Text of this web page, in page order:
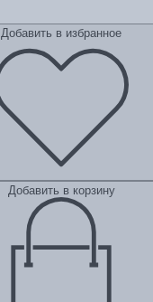
Добавить в избранное
Добавить в корзину